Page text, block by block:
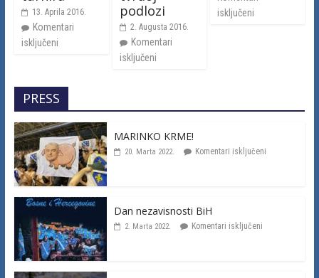
13. Aprila 2016.
Komentari
isključeni
podlozi
2. Augusta 2016.
Komentari
isključeni
isključeni
PRESS
MARINKO KRME!
20. Marta 2022. Komentari isključeni
Dan nezavisnosti BiH
2. Marta 2022. Komentari isključeni